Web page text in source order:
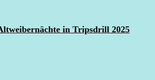
in Tripsdrill 2025